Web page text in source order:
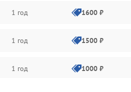
1 год 1600 ₽
1 год 1500 ₽
1 год 1000 ₽